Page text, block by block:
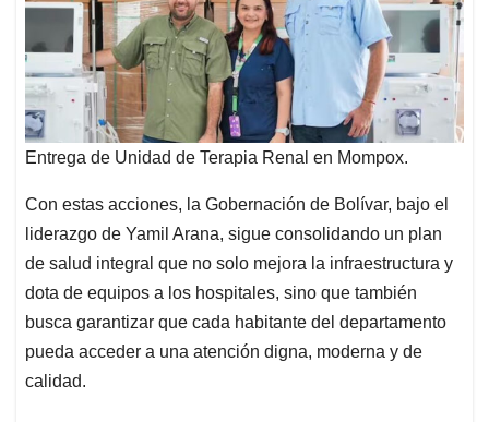
Entrega de Unidad de Terapia Renal en Mompox.
Con estas acciones, la Gobernación de Bolívar, bajo el
liderazgo de Yamil Arana, sigue consolidando un plan
de salud integral que no solo mejora la infraestructura y
dota de equipos a los hospitales, sino que también
busca garantizar que cada habitante del departamento
pueda acceder a una atención digna, moderna y de
calidad.